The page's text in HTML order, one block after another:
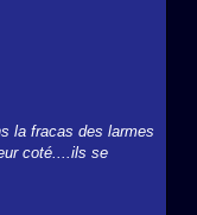
la fracas des larmes
coté....ils se